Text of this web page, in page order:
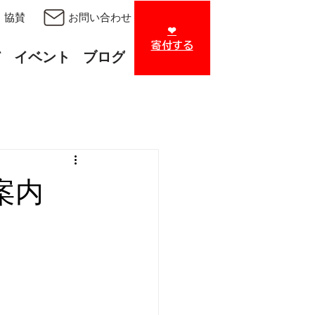
協賛 お問い合わせ
イベント ブログ
❤︎
​寄付する
内